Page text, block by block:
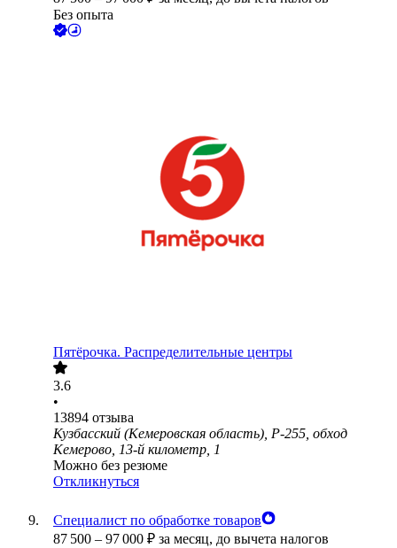
Без опыта
Пятёрочка. Распределительные центры
3.6
•
13894 отзыва
Кузбасский (Кемеровская область), Р-255, обход
Кемерово, 13-й километр, 1
Можно без резюме
Откликнуться
Специалист по обработке товаров
87 500 – 97 000 ₽ за месяц, до вычета налогов